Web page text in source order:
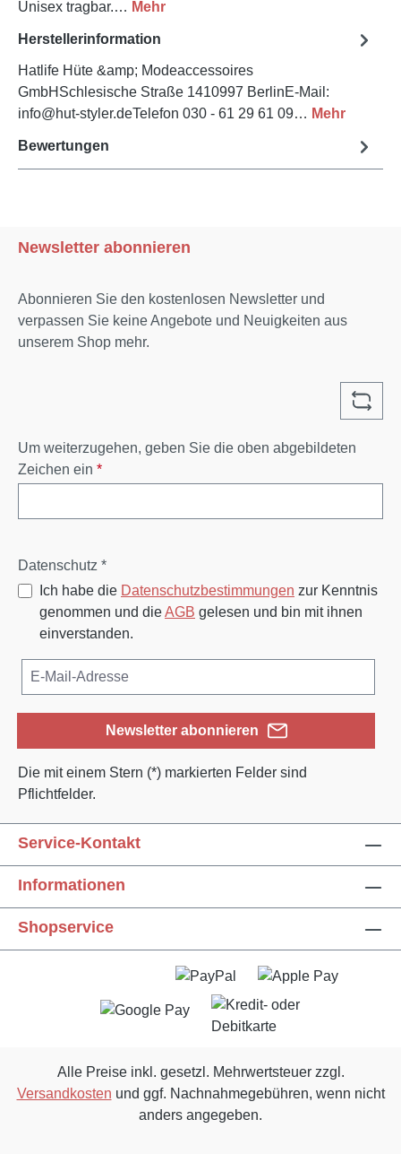
Unisex tragbar.… Mehr
Herstellerinformation
Hatlife Hüte &amp; Modeaccessoires
GmbHSchlesische Straße 1410997 BerlinE-Mail:
info@hut-styler.deTelefon 030 - 61 29 61 09… Mehr
Bewertungen
Newsletter abonnieren
Abonnieren Sie den kostenlosen Newsletter und
verpassen Sie keine Angebote und Neuigkeiten aus
unserem Shop mehr.
Um weiterzugehen, geben Sie die oben abgebildeten
Zeichen ein *
Datenschutz *
Ich habe die Datenschutzbestimmungen zur Kenntnis
genommen und dieAGB gelesen und bin mit ihnen
einverstanden.
Newsletter abonnieren
Die mit einem Stern (*) markierten Felder sind
Pflichtfelder.
Service-Kontakt
Informationen
Shopservice
Alle Preise inkl. gesetzl. Mehrwertsteuer zzgl.
Versandkosten und ggf. Nachnahmegebühren, wenn nicht
anders angegeben.
Text vergrößern
Animationen stoppen Überschriften hervorheben